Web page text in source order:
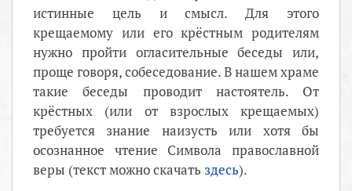
истинные цель и смысл. Для этого
крещаемому или его крёстным родителям
нужно пройти огласительные беседы или,
проще говоря, собеседование. В нашем храме
такие беседы проводит настоятель. От
крёстных (или от взрослых крещаемых)
требуется знание наизусть или хотя бы
осознанное чтение Символа православной
веры (текст можно скачать здесь).